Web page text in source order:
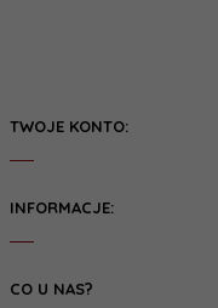
TWOJE KONTO:
INFORMACJE:
CO U NAS?